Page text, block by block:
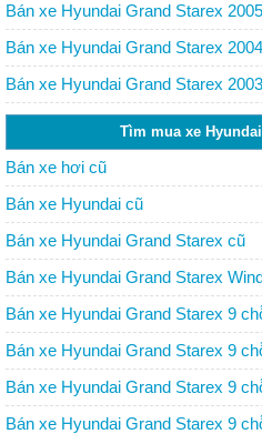
Bán xe Hyundai Grand Starex
Bán xe Hyundai Grand Starex
Bán xe Hyundai Grand Starex
Tìm mua xe
Bán xe hơi cũ
Bán xe Hyundai cũ
Bán xe Hyundai Grand Starex cũ
Bán xe Hyundai Grand Starex
Bán xe Hyundai Grand Starex 9
Bán xe Hyundai Grand Starex 9
Bán xe Hyundai Grand Starex 9
Bán xe Hyundai Grand Starex 9